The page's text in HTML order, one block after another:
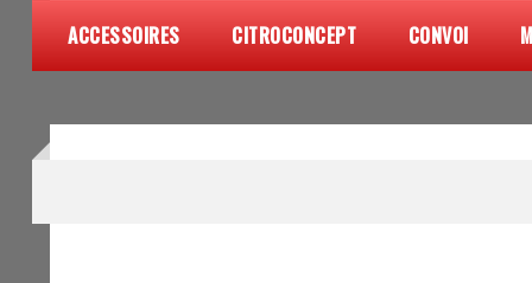
ACCESSOIRES CITROCONCEPT CONVOI